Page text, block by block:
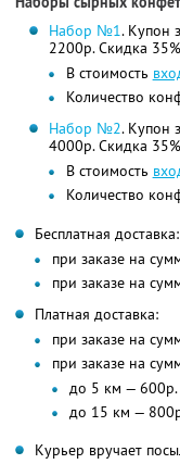
Набор №1. Купон
2200р. Скидка 35%
В стоимость
Количество
Набор №2. Купон
4000р. Скидка 35%
В стоимость
Количество
Бесплатная доставка:
при заказе на
при заказе на
Платная доставка:
при заказе на
при заказе на
до 5 км — 600р.
до 15 км —
Курьер вручает